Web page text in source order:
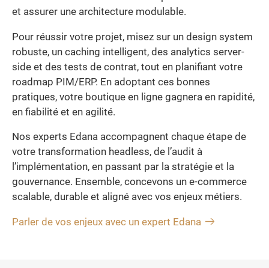
et assurer une architecture modulable.
Pour réussir votre projet, misez sur un design system
robuste, un caching intelligent, des analytics server-
side et des tests de contrat, tout en planifiant votre
roadmap PIM/ERP. En adoptant ces bonnes
pratiques, votre boutique en ligne gagnera en rapidité,
en fiabilité et en agilité.
Nos experts Edana accompagnent chaque étape de
votre transformation headless, de l’audit à
l’implémentation, en passant par la stratégie et la
gouvernance. Ensemble, concevons un e-commerce
scalable, durable et aligné avec vos enjeux métiers.
Parler de vos enjeux avec un expert Edana